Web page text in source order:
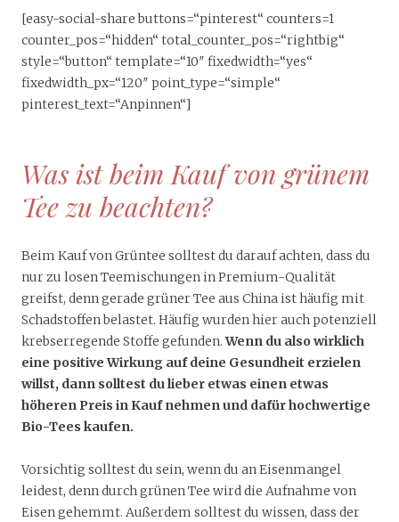
[easy-social-share buttons=“pinterest“ counters=1
counter_pos=“hidden“ total_counter_pos=“rightbig“
style=“button“ template=“10″ fixedwidth=“yes“
fixedwidth_px=“120″ point_type=“simple“
pinterest_text=“Anpinnen“]
Was ist beim Kauf von grünem
Tee zu beachten?
Beim Kauf von Grüntee solltest du darauf achten, dass du
nur zu losen Teemischungen in Premium-Qualität
greifst, denn gerade grüner Tee aus China ist häufig mit
Schadstoffen belastet. Häufig wurden hier auch potenziell
krebserregende Stoffe gefunden.Wenn du also wirklich
eine positive Wirkung auf deine Gesundheit erzielen
willst, dann solltest du lieber etwas einen etwas
höheren Preis in Kauf nehmen und dafür hochwertige
Bio-Tees kaufen.
Vorsichtig solltest du sein, wenn du an Eisenmangel
leidest, denn durch grünen Tee wird die Aufnahme von
Eisen gehemmt. Außerdem solltest du wissen, dass der